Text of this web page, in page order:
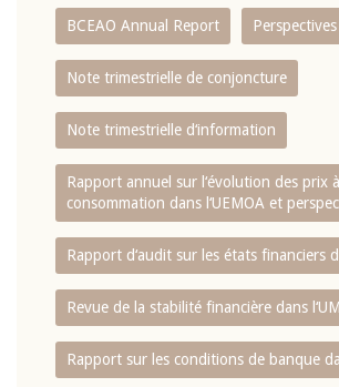
BCEAO Annual Report
Note trimestrielle de conjoncture
Note trimestrielle d‘information
Rapport annuel sur l‘évolution des prix
consommation dans l‘UEMOA et
Rapport d‘audit sur les états financiers
Revue de la stabilité financière dans
Rapport sur les conditions de banque